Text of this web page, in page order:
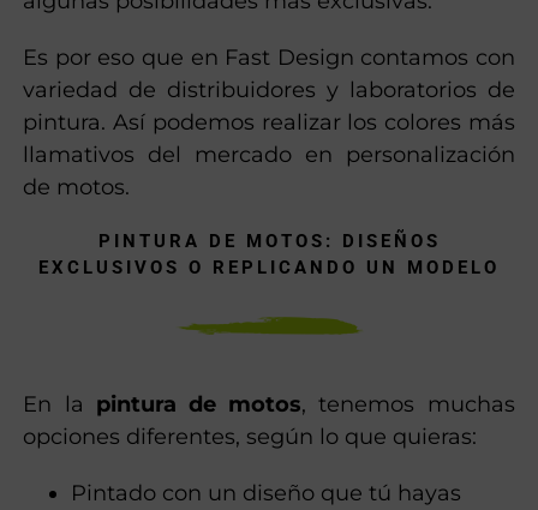
Es por eso que en Fast Design contamos con
variedad de distribuidores y laboratorios de
pintura. Así podemos realizar los colores más
llamativos del mercado en personalización
de motos.
PINTURA DE MOTOS: DISEÑOS
EXCLUSIVOS O REPLICANDO UN MODELO
En la pintura de motos, tenemos muchas
opciones diferentes, según lo que quieras:
Pintado con un diseño que tú hayas